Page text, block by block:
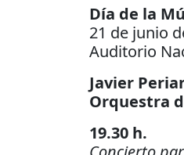
Día de la
21 de junio
Auditorio
Javier
Orquestra
19.30 h.